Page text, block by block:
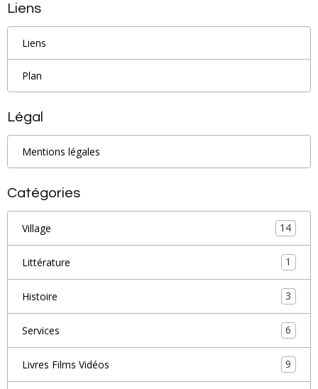
Liens
Liens
Plan
Légal
Mentions légales
Catégories
Village 14
Littérature 1
Histoire 3
Services 6
Livres Films Vidéos 9